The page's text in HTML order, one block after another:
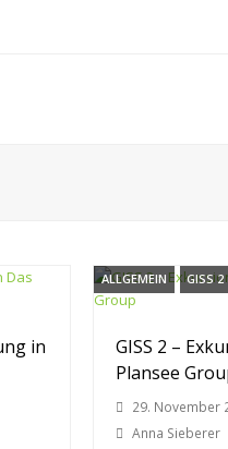
in
ALLGEMEIN GISS 2
GISS 2 –
Plansee
29. November
Anna Sieberer